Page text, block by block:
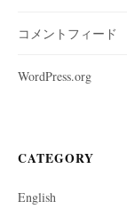
コメントフィード
WordPress.org
CATEGORY
English